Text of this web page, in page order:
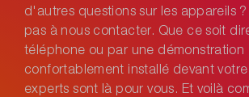
d'autres questions sur les appareils
pas à nous contacter. Que ce soit
téléphone ou par une démonstration
confortablement installé devant
experts sont là pour vous. Et voilà